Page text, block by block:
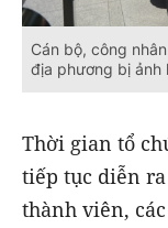
Cán bộ, công
địa phương bị ảnh
Thời gian tổ
tiếp tục diễn
thành viên,